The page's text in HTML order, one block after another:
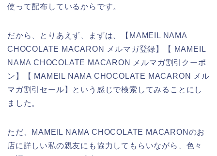
使って配布しているからです。
だから、とりあえず、まずは、【MAMEIL NAMA
CHOCOLATE MACARON メルマガ登録】【 MAMEIL
NAMA CHOCOLATE MACARON メルマガ割引クーポ
ン】【 MAMEIL NAMA CHOCOLATE MACARON メル
マガ割引セール】という感じで検索してみることにし
ました。
ただ、MAMEIL NAMA CHOCOLATE MACARONのお
店に詳しい私の親友にも協力してもらいながら、色々